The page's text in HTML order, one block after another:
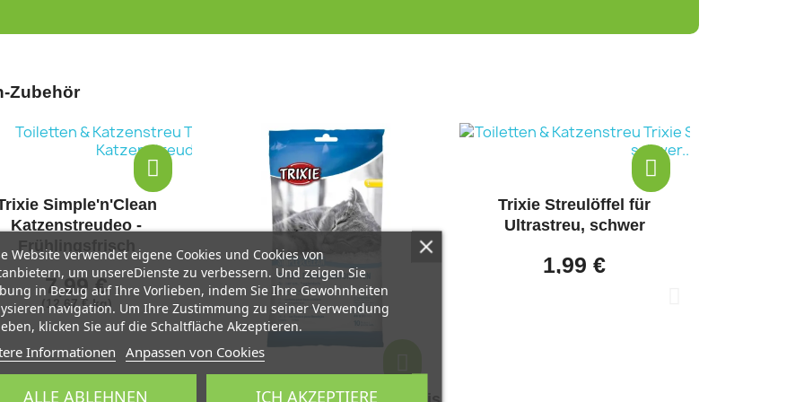
Zubehör
Trixie Streulöffel für
Ultrastreu, schwer
1,99 €
Website verwendet eigene Cookies und Cookies von
um unsereDienste zu verbessern. Und zeigen Sie
in Bezug auf Ihre Vorlieben, indem Sie Ihre Gewohnheiten
navigation. Um Ihre Zustimmung zu seiner Verwendung
klicken Sie auf die Schaltfläche Akzeptieren.
Informationen Anpassen von Cookies
ALLE ABLEHNEN ICH AKZEPTIERE